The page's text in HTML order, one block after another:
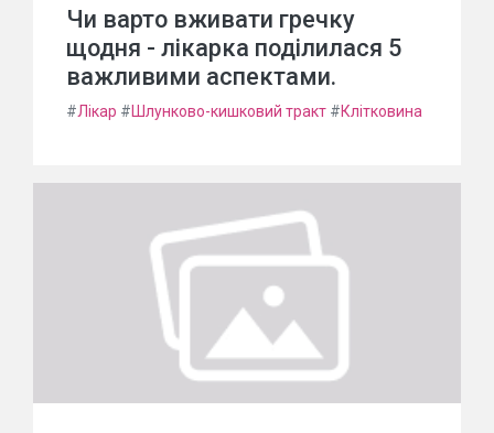
Чи варто вживати гречку
щодня - лікарка поділилася 5
важливими аспектами.
#Лікар #Шлунково-кишковий тракт #Клітковина